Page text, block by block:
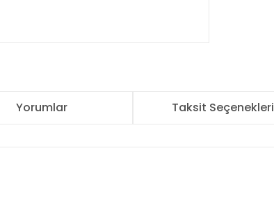
Yorumlar Taksit Seçenekleri